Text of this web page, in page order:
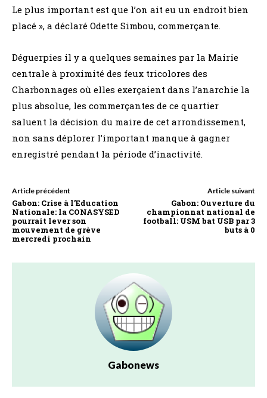
Le plus important est que l’on ait eu un endroit bien
placé », a déclaré Odette Simbou, commerçante.
Déguerpies il y a quelques semaines par la Mairie
centrale à proximité des feux tricolores des
Charbonnages où elles exerçaient dans l’anarchie la
plus absolue, les commerçantes de ce quartier
saluent la décision du maire de cet arrondissement,
non sans déplorer l’important manque à gagner
enregistré pendant la période d’inactivité.
Article précédent
Gabon: Crise à l’Education
Nationale: la CONASYSED
pourrait lever son
mouvement de grève
mercredi prochain
Article suivant
Gabon: Ouverture du
championnat national de
football: USM bat USB par 3
buts à 0
Gabonews